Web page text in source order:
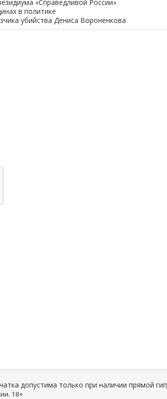
«Справедливой России»
в политике
убийства Дениса Вороненкова
допустима только при наличии прямой
18+